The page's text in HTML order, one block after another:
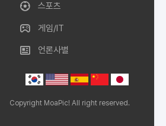
스포츠
게임/IT
언론사별
Copyright MoaPic! All right reserved.